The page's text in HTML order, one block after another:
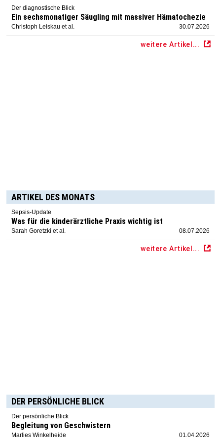
Der diagnostische Blick
Ein sechsmonatiger Säugling mit massiver Hämatochezie
Christoph Leiskau et al. 30.07.2026
weitere Artikel...
ARTIKEL DES MONATS
Sepsis-Update
Was für die kinderärztliche Praxis wichtig ist
Sarah Goretzki et al. 08.07.2026
weitere Artikel...
DER PERSÖNLICHE BLICK
Der persönliche Blick
Begleitung von Geschwistern
Marlies Winkelheide 01.04.2026